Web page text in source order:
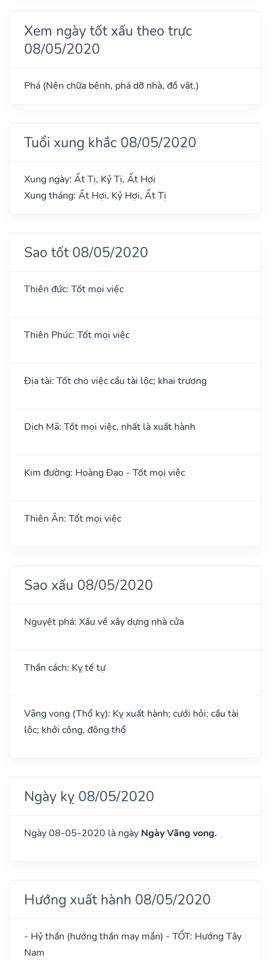
Xem ngày tốt xấu theo trực
08/05/2020
Phá (Nên chữa bệnh, phá dỡ nhà, đồ vật.)
Tuổi xung khắc 08/05/2020
Xung ngày: Ất Tị, Kỷ Tị, Ất Hợi
Xung tháng: Ất Hợi, Kỷ Hợi, Ất Tị
Sao tốt 08/05/2020
Thiên đức: Tốt mọi việc
Thiên Phúc: Tốt mọi việc
Địa tài: Tốt cho việc cầu tài lộc; khai trương
Dịch Mã: Tốt mọi việc, nhất là xuất hành
Kim đường: Hoàng Đạo - Tốt mọi việc
Thiên Ân: Tốt mọi việc
Sao xấu 08/05/2020
Nguyệt phá: Xấu về xây dựng nhà cửa
Thần cách: Kỵ tế tự
Vãng vong (Thổ kỵ): Kỵ xuất hành; cưới hỏi; cầu tài
lộc; khởi công, động thổ
Ngày kỵ 08/05/2020
Ngày 08-05-2020 là ngày Ngày Vãng vong.
Hướng xuất hành 08/05/2020
- Hỷ thần (hướng thần may mắn) - TỐT: Hướng Tây
Nam